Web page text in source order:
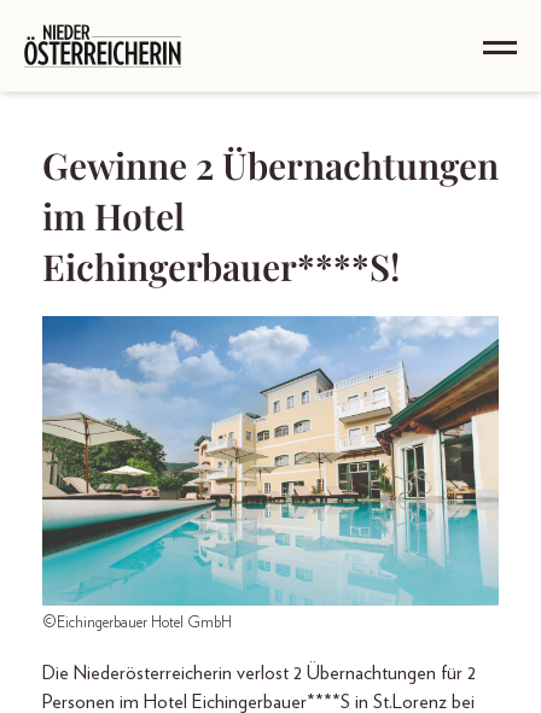
Gewinne 2 Übernachtungen
im Hotel
Eichingerbauer****S!
©Eichingerbauer Hotel GmbH
Die Niederösterreicherin verlost 2 Übernachtungen für 2
Personen im Hotel Eichingerbauer****S in St.Lorenz bei